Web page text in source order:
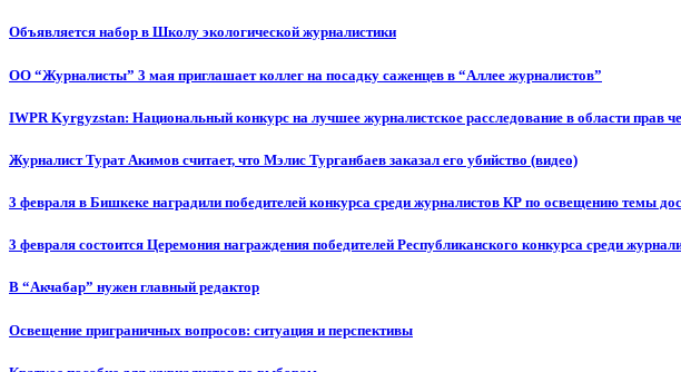
Объявляется набор в Школу экологической журналистики
ОО “Журналисты” 3 мая приглашает коллег на посадку саженцев в “Аллее журналистов”
IWPR Kyrgyzstan: Национальный конкурс на лучшее журналистское расследование в области прав
Журналист Турат Акимов считает, что Мэлис Турганбаев заказал его убийство (видео)
3 февраля в Бишкеке наградили победителей конкурса среди журналистов КР по освещению темы
3 февраля состоится Церемония награждения победителей Республиканского конкурса среди
В “Акчабар” нужен главный редактор
Освещение приграничных вопросов: ситуация и перспективы